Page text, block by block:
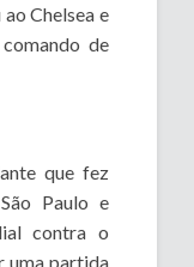
Chelsea e
de
que fez
Paulo e
contra o
uma partida